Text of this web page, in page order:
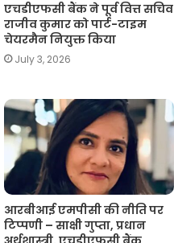
एचडीएफसी बैंक ने पूर्व वित्त सचिव
राजीव कुमार को पार्ट-टाइम
चेयरमैन नियुक्त किया
July 3, 2026
आरबीआई एमपीसी की नीति पर
टिप्पणी – साक्षी गुप्ता, प्रधान